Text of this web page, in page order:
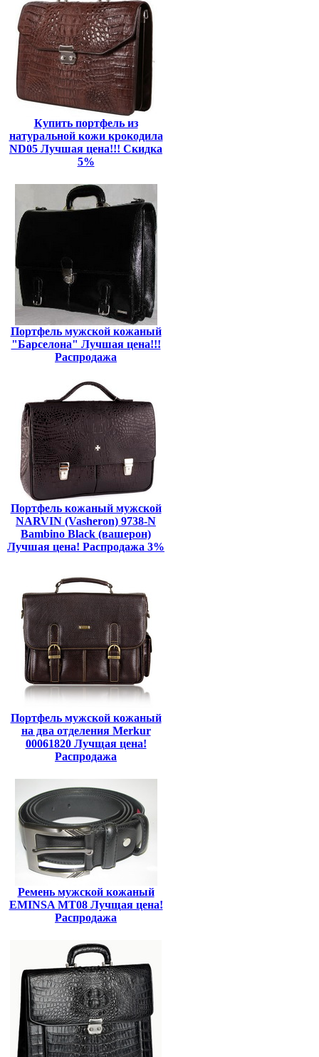
Купить портфель из
натуральной кожи крокодила
ND05 Лучшая цена!!! Скидка
5%
Портфель мужской кожаный
"Барселона" Лучшая цена!!!
Распродажа
Портфель кожаный мужской
NARVIN (Vasheron) 9738-N
Bambino Black (вашерон)
Лучшая цена! Распродажа 3%
Портфель мужской кожаный
на два отделения Merkur
00061820 Лучщая цена!
Распродажа
Ремень мужской кожаный
EMINSA MT08 Лучщая цена!
Распродажа